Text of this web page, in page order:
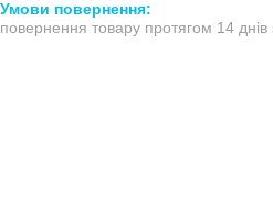
повернення товару протягом 14 днів